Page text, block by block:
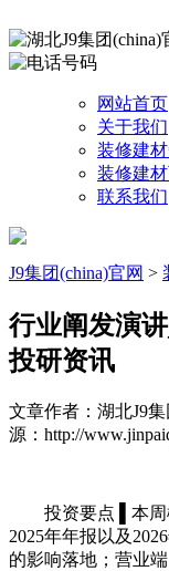
网站首页
关于我们
装修建
装修建
联系我们
J9集团(china)官网 >
行业阐发演
投研资讯
文章作者：湖北J9
源：http://
投资要点 ▌本周概
2025年年报以及
的影响落地；营业